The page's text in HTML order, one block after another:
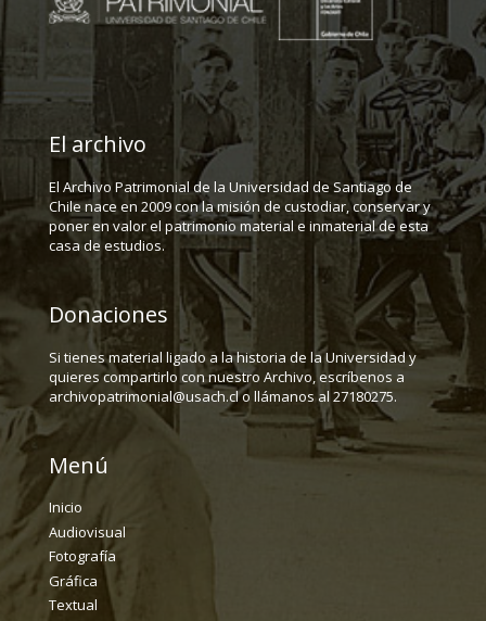
El archivo
El Archivo Patrimonial de la Universidad de Santiago de
Chile nace en 2009 con la misión de custodiar, conservar y
poner en valor el patrimonio material e inmaterial de esta
casa de estudios.
Donaciones
Si tienes material ligado a la historia de la Universidad y
quieres compartirlo con nuestro Archivo, escríbenos a
archivopatrimonial@usach.cl o llámanos al 27180275.
Menú
Inicio
Audiovisual
Fotografía
Gráfica
Textual